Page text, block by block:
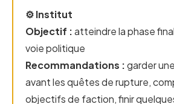
⚙️ Institut
Objectif :atteindre la phase
voie politique
Recommandations :garder
avant les quêtes de rupture,
objectifs de faction, finir